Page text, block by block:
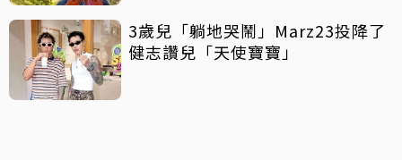
3歲兒「躺地哭鬧」Marz23投降了
健志讚兒「天使寶寶」